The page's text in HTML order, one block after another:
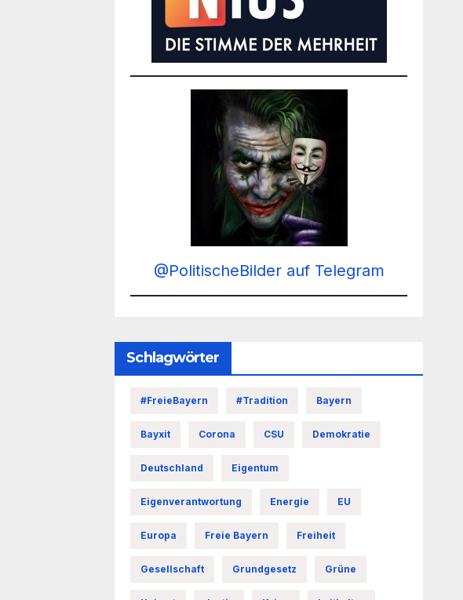
@PolitischeBilder auf Telegram
Schlagwörter
#FreieBayern #Tradition Bayern
Bayxit Corona CSU Demokratie
Deutschland Eigentum
Eigenverantwortung Energie EU
Europa Freie Bayern Freiheit
Gesellschaft Grundgesetz Grüne